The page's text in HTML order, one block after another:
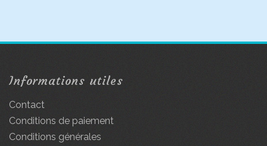
Informations utiles
Contact
Conditions de paiement
Conditions générales